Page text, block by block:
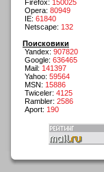
Firefox: 150025
Opera: 80949
IE: 61840
Netscape: 132
Поисковики
Yandex: 907820
Google: 636465
Mail: 141397
Yahoo: 59564
MSN: 15886
Twiceler: 4125
Rambler: 2586
Aport: 190